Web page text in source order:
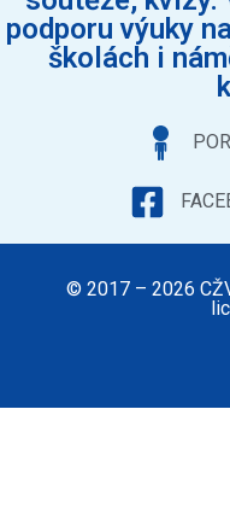
podporu výuky
školách i
© 2017 – 2026